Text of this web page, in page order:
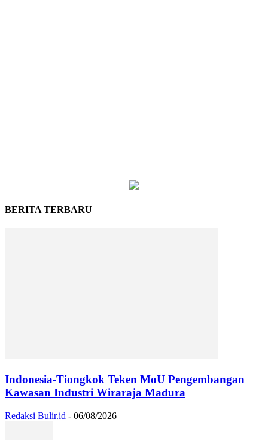
BERITA TERBARU
Indonesia-Tiongkok Teken MoU Pengembangan
Kawasan Industri Wiraraja Madura
Redaksi Bulir.id - 06/08/2026